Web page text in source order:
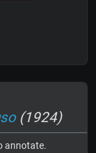
(1924)
annotate.